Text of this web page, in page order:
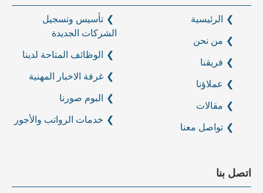
الرئيسية
من نحن
فريقنا
عملاؤنا
مقالات
تواصل معنا
تأسيس وتسجيل
الشركات الجديدة
الوظائف المتاحة لدينا
غرفة الاخبار المهنية
البوم صورنا
خدمات الرواتب والأجور
اتصل بنا